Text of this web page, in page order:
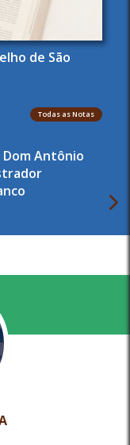
de São
Todas as Notas
Dom Antônio